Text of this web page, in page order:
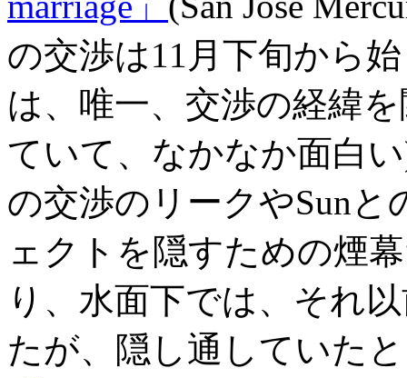
の交渉は11月下旬から
は、唯一、交渉の経緯
ていて、なかなか面白
の交渉のリークやSun
ェクトを隠すための煙
り、水面下では、それ
たが、隠し通していた